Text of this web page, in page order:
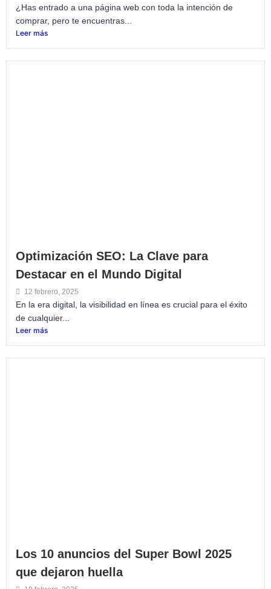
¿Has entrado a una página web con toda la intención de
comprar, pero te encuentras...
Leer más
Optimización SEO: La Clave para
Destacar en el Mundo Digital
12 febrero, 2025
En la era digital, la visibilidad en línea es crucial para el éxito
de cualquier...
Leer más
Los 10 anuncios del Super Bowl 2025
que dejaron huella